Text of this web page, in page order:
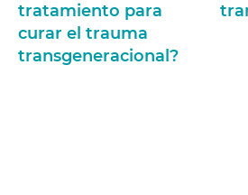
tratamiento para
curar el trauma
transgeneracional?